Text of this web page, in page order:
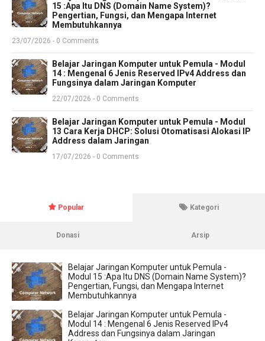
15 :Apa Itu DNS (Domain Name System)?
Pengertian, Fungsi, dan Mengapa Internet
Membutuhkannya
23/07/2026 - 0 Comments
Belajar Jaringan Komputer untuk Pemula - Modul
14 : Mengenal 6 Jenis Reserved IPv4 Address dan
Fungsinya dalam Jaringan Komputer
22/07/2026 - 0 Comments
Belajar Jaringan Komputer untuk Pemula - Modul
13 Cara Kerja DHCP: Solusi Otomatisasi Alokasi IP
Address dalam Jaringan
17/07/2026 - 0 Comments
Popular Kategori
Donasi Arsip
Belajar Jaringan Komputer untuk Pemula -
Modul 15 :Apa Itu DNS (Domain Name System)?
Pengertian, Fungsi, dan Mengapa Internet
Membutuhkannya
Belajar Jaringan Komputer untuk Pemula -
Modul 14 : Mengenal 6 Jenis Reserved IPv4
Address dan Fungsinya dalam Jaringan